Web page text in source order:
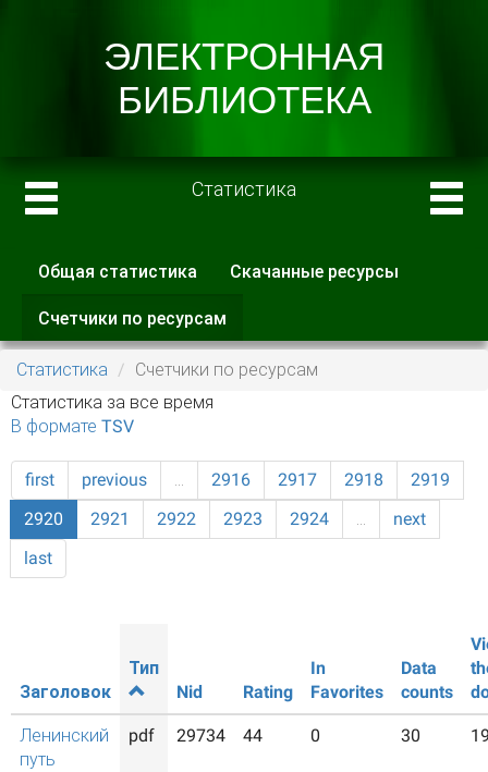
Статистика
Главные вкладки
Общая статистика Скачанные ресурсы
Счетчики по ресурсам
вкладка)
Статистика
Счетчики по ресурсам
Статистика за все время
В формате TSV
first previous … 2916 2917 2918
2919
2920
2921 2922 2923 2924 …
next
last
Заголовок
Тип
Nid
Rating
In
Favorites
Data
counts
Ленинский
путь
pdf 29734 44 0 30